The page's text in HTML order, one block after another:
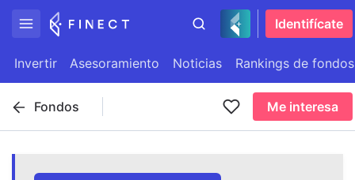
Identifícate
Invertir Asesoramiento Noticias Rankings de fondos
Fondos Me interesa